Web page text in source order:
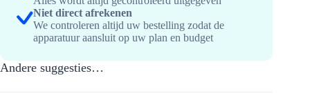
Niet direct afrekenen
We controleren altijd uw bestelling zodat de
apparatuur aansluit op uw plan en budget
Andere suggesties…